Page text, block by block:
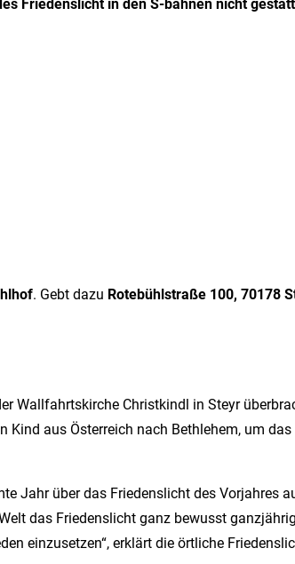
Friedenslicht in den S-bahnen nicht
. Gebt dazu Rotebühlstraße 100, 70178
Wallfahrtskirche Christkindl in Steyr
aus Österreich nach Bethlehem, um
Jahr über das Friedenslicht des Vorjahres
das Friedenslicht ganz bewusst
einzusetzen“, erklärt die örtliche